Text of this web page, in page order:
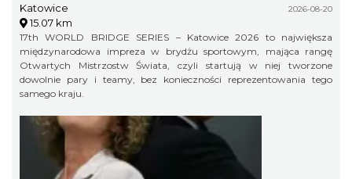
Katowice 2026-08-20
15.07 km
17th WORLD BRIDGE SERIES – Katowice 2026 to największa
międzynarodowa impreza w brydżu sportowym, mająca rangę
Otwartych Mistrzostw Świata, czyli startują w niej tworzone
dowolnie pary i teamy, bez konieczności reprezentowania tego
samego kraju.